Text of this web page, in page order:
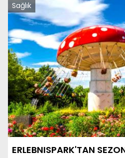
Sağlık
ERLEBNISPARK'TAN